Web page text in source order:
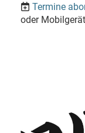
Termine
oder